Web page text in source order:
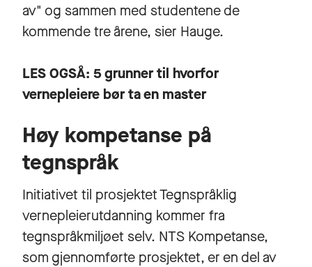
av" og sammen med studentene de
kommende tre årene, sier Hauge.
LES OGSÅ: 5 grunner til hvorfor
vernepleiere bør ta en master
Høy kompetanse på
tegnspråk
Initiativet til prosjektet Tegnspråklig
vernepleierutdanning kommer fra
tegnspråkmiljøet selv. NTS Kompetanse,
som gjennomførte prosjektet, er en del av